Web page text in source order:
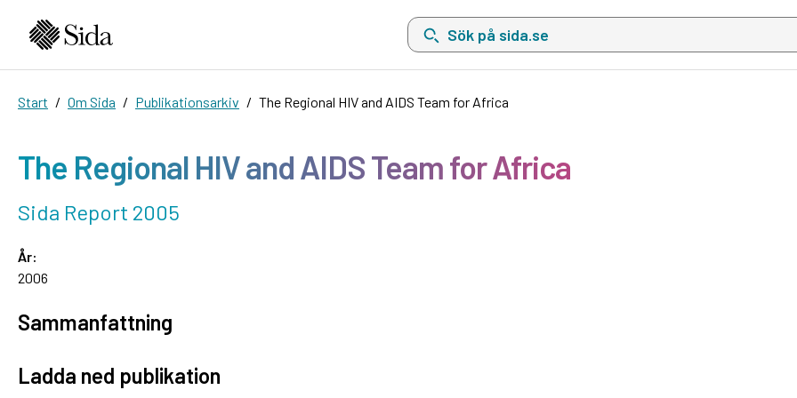
Sök på sida.se, sökförslag kommer att visas i en lista under
Start Om Sida Publikationsarkiv The Regional HIV and AIDS Team for Africa
The Regional HIV and AIDS Team for Africa
Sida Report 2005
År:
2006
Sammanfattning
Ladda ned publikation